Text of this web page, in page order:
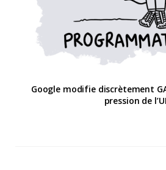
Google modifie discrètement
pression de